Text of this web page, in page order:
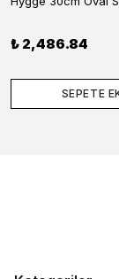
₺ 2,486.84
SEPETE